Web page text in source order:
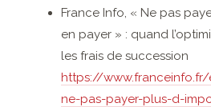
France Info, « Ne pas
en payer » : quand
les frais de succession
https://
ne-pas-payer-plus-d-